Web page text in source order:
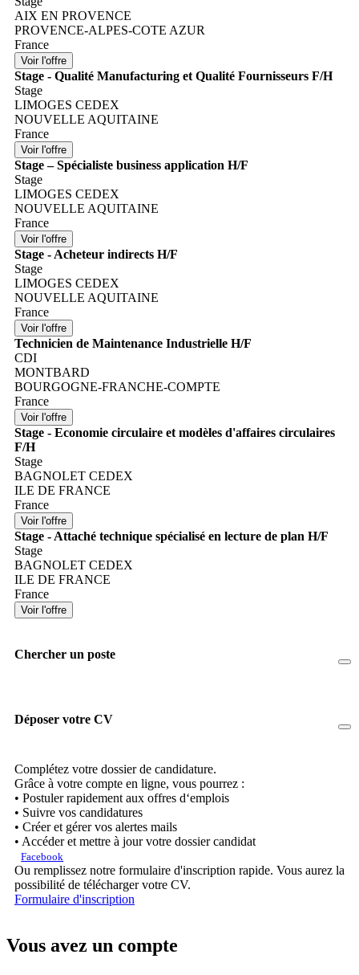
AIX EN PROVENCE
PROVENCE-ALPES-COTE AZUR
France
Stage - Qualité Manufacturing et Qualité Fournisseurs F/H
Stage
LIMOGES CEDEX
NOUVELLE AQUITAINE
France
Stage – Spécialiste business application H/F
Stage
LIMOGES CEDEX
NOUVELLE AQUITAINE
France
Stage - Acheteur indirects H/F
Stage
LIMOGES CEDEX
NOUVELLE AQUITAINE
France
Technicien de Maintenance Industrielle H/F
CDI
MONTBARD
BOURGOGNE-FRANCHE-COMPTE
France
Stage - Economie circulaire et modèles d'affaires circulaires
F/H
Stage
BAGNOLET CEDEX
ILE DE FRANCE
France
Stage - Attaché technique spécialisé en lecture de plan H/F
Stage
BAGNOLET CEDEX
ILE DE FRANCE
France
Chercher un poste
Déposer votre CV
Complétez votre dossier de candidature.
Grâce à votre compte en ligne, vous pourrez :
• Postuler rapidement aux offres d‘emplois
• Suivre vos candidatures
• Créer et gérer vos alertes mails
• Accéder et mettre à jour votre dossier candidat
Facebook
Ou remplissez notre formulaire d'inscription rapide. Vous aurez la
possibilité de télécharger votre CV.
Formulaire d'inscription
Vous avez un compte